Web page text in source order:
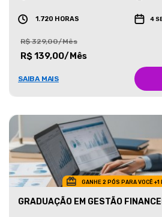
1.720 HORAS 4
R$ 329,00/Mês
R$ 139,00/Mês
SAIBA MAIS
GANHE 2 PÓS PARA VOCÊ +1
GRADUAÇÃO EM GESTÃO